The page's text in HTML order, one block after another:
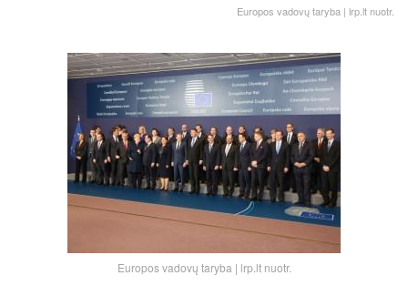
Europos vadovų taryba | lrp.lt nuotr.
Europos vadovų taryba | lrp.lt nuotr.